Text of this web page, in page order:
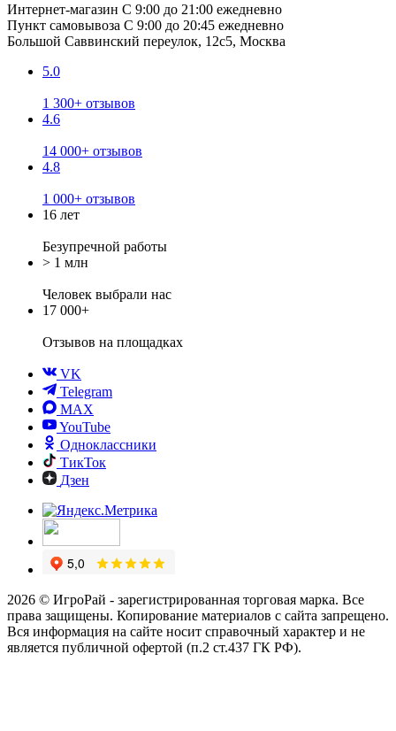
Интернет-магазин С 9:00 до 21:00 ежедневно
Пункт самовывоза С 9:00 до 20:45 ежедневно
Большой Саввинский переулок, 12с5, Москва
5.0
1 300+ отзывов
4.6
14 000+ отзывов
4.8
1 000+ отзывов
16 лет
Безупречной работы
> 1 млн
Человек выбрали нас
17 000+
Отзывов на площадках
VK
Telegram
MAX
YouTube
Одноклассники
ТикТок
Дзен
2026 © ИгроРай - зарегистрированная торговая марка. Все
права защищены. Копирование материалов с сайта запрещено.
Вся информация на сайте носит справочный характер и не
является публичной офертой (п.2 ст.437 ГК РФ).